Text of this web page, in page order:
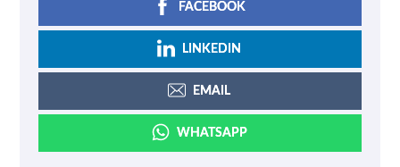
FACEBOOK
LINKEDIN
EMAIL
WHATSAPP